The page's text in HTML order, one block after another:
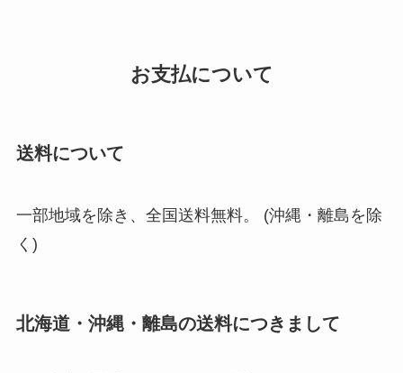
お支払について
送料について
一部地域を除き、全国送料無料。 (沖縄・離島を除
く)
北海道・沖縄・離島の送料につきまして